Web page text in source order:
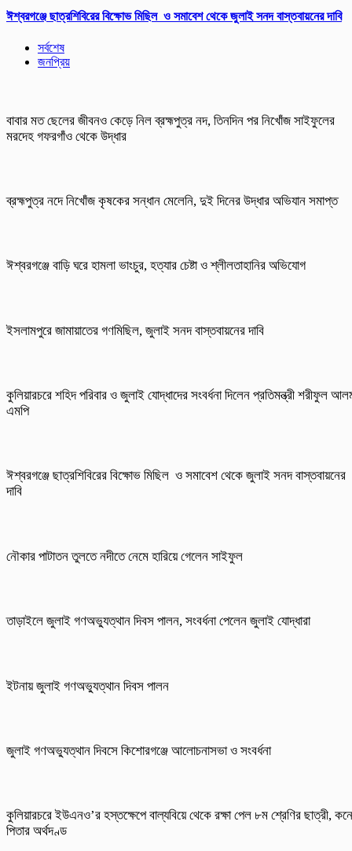
ঈশ্বরগঞ্জে ছাত্রশিবিরের বিক্ষোভ মিছিল ও সমাবেশ থেকে জুলাই সনদ বাস্তবায়নের দাবি
সর্বশেষ
জনপ্রিয়
বাবার মত ছেলের জীবনও কেড়ে নিল ব্রহ্মপুত্র নদ, তিনদিন পর নিখোঁজ সাইফুলের
মরদেহ গফরগাঁও থেকে উদ্ধার
ব্রহ্মপুত্র নদে নিখোঁজ কৃষকের সন্ধান মেলেনি, দুই দিনের উদ্ধার অভিযান সমাপ্ত
ঈশ্বরগঞ্জে বাড়ি ঘরে হামলা ভাংচুর, হত্যার চেষ্টা ও শ্লীলতাহানির অভিযোগ
ইসলামপুরে জামায়াতের গণমিছিল, জুলাই সনদ বাস্তবায়নের দাবি
কুলিয়ারচরে শহিদ পরিবার ও জুলাই যোদ্ধাদের সংবর্ধনা দিলেন প্রতিমন্ত্রী শরীফুল
এমপি
ঈশ্বরগঞ্জে ছাত্রশিবিরের বিক্ষোভ মিছিল ও সমাবেশ থেকে জুলাই সনদ বাস্তবায়নের
দাবি
নৌকার পাটাতন তুলতে নদীতে নেমে হারিয়ে গেলেন সাইফুল
তাড়াইলে জুলাই গণঅভ্যুত্থান দিবস পালন, সংবর্ধনা পেলেন জুলাই যোদ্ধারা
ইটনায় জুলাই গণঅভ্যুত্থান দিবস পালন
জুলাই গণঅভ্যুত্থান দিবসে কিশোরগঞ্জে আলোচনাসভা ও সংবর্ধনা
কুলিয়ারচরে ইউএনও’র হস্তক্ষেপে বাল্যবিয়ে থেকে রক্ষা পেল ৮ম শ্রেণির ছাত্রী,
পিতার অর্থদণ্ড